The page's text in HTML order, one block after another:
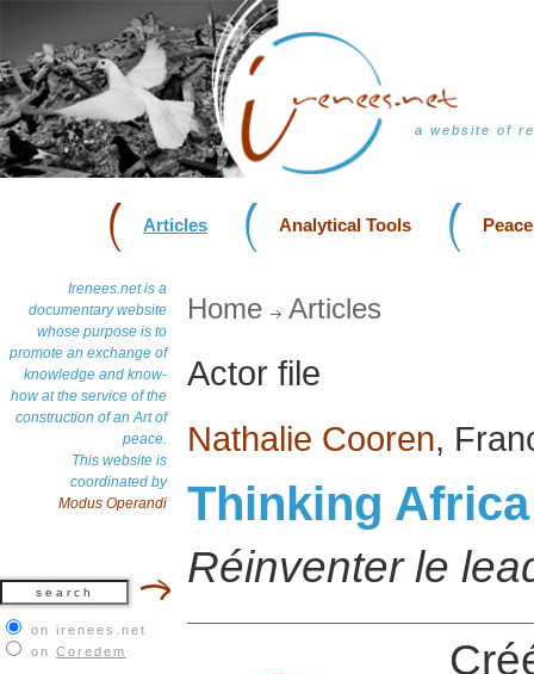
a website of
Articles Analytical Tools
Irenees.net is a
documentary website
whose purpose is to
promote an exchange of
knowledge and know-
how at the service of the
construction of an Art of
peace.
This website is
coordinated by
Modus Operandi
on irenees.net
on Coredem
Home Articles
Actor file
Nathalie Cooren,
Thinking Africa
Réinventer le